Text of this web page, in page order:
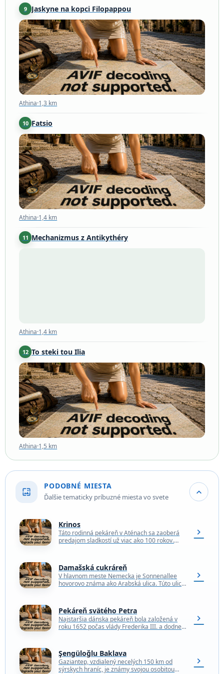
9 Jaskyne na kopci Filopappou
Athina·1,3 km
Athina·1,3 km
10 Fatsio
Athina·1,4 km
Athina·1,4 km
11 Mechanizmus z Antikythéry
Athina·1,4 km
12 To steki tou Ilia
Athina·1,5 km
Athina·1,5 km
wallpaper
PODOBNÉ MIESTA
Ďalšie tematicky príbuzné miesta vo svete expand_more
Krinos
Táto rodinná pekáreň v Aténach sa zaoberá
predajom sladkostí už viac ako 100 rokov.
chevron_right
Damašská cukráreň
V hlavnom meste Nemecka je Sonnenallee
hovorovo známa ako Arabská ulica. Túto ulicu
chevron_right
Pekáreň svätého Petra
Najstaršia dánska pekáreň bola založená v
roku 1652 počas vlády Frederika III. a dodnes
chevron_right
Şengüloğlu Baklava
Gaziantep, vzdialený necelých 150 km od
sýrskych hraníc, je známy svojou osobitou
chevron_right